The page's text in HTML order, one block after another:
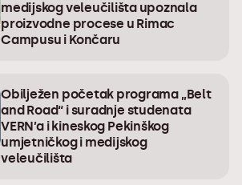
medijskog veleučilišta upoznala
proizvodne procese u Rimac
Campusu i Končaru
Obilježen početak programa „Belt
and Road“ i suradnje studenata
VERN’a i kineskog Pekinškog
umjetničkog i medijskog
veleučilišta